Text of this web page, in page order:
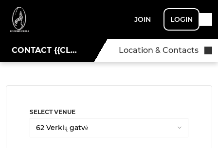
JOIN LOGIN
CONTACT {{CLUBNAME}} Location & Contacts
SELECT VENUE